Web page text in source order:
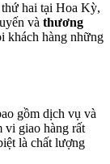
thứ hai tại Hoa Kỳ,
và thương
khách hàng những
gồm dịch vụ và
vi giao hàng rất
là chất lượng